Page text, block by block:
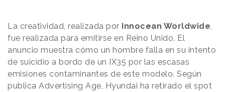
La creatividad, realizada por Innocean Worldwide
fue realizada para emitirse en Reino Unido. El
anuncio muestra cómo un hombre falla en su intento
de suicidio a bordo de un IX35 por las escasas
emisiones contaminantes de este modelo. Según
publica Advertising Age, Hyundai ha retirado el spot